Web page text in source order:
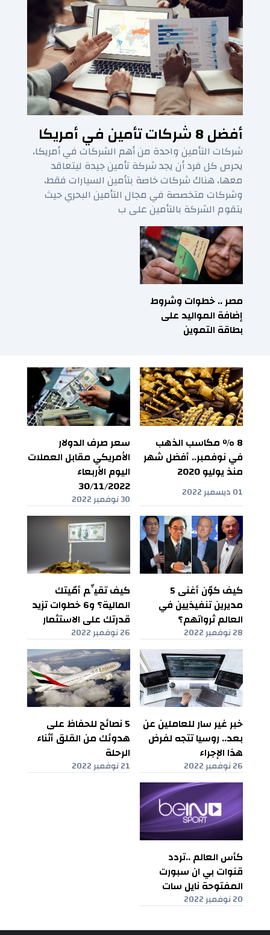
أفضل 8 شركات تأمين في أمريكا
شركات التأمين واحدة من أهم الشركات في أمريكا،
يحرص كل فرد أن يجد شركة تأمين جيدة ليتعاقد
معها، هناك شركات خاصة بتأمين السيارات فقط،
وشركات متخصصة في مجال التأمين البحري حيث
يتقوم الشركة بالتأمين على ب
مصر .. خطوات وشروط
إضافة المواليد على
بطاقة التموين
8 % مكاسب الذهب
في نوفمبر.. أفضل شهر
منذ يوليو 2020
01 ديسمبر 2022
سعر صرف الدولار
الأمريكي مقابل العملات
اليوم الأربعاء
30/11/2022
30 نوفمبر 2022
كيف كوّن أغنى 5
مديرين تنفيذيين في
العالم ثرواتهم؟
28 نوفمبر 2022
كيف تقيِّم أمّيتك
المالية؟ و6 خطوات تزيد
قدرتك على الاستثمار
26 نوفمبر 2022
خبر غير سار للعاملين عن
بعد.. روسيا تتجه لفرض
هذا الإجراء
26 نوفمبر 2022
5 نصائح للحفاظ على
هدوئك من القلق أثناء
الرحلة
21 نوفمبر 2022
كأس العالم ..تردد
قنوات بي ان سبورت
المفتوحة نايل سات
20 نوفمبر 2022